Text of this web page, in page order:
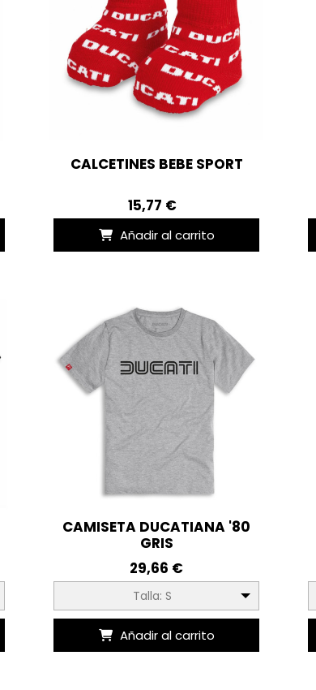
CALCETINES BEBE SPORT
15,77 €
Añadir al carrito
CAMISETA DUCATIANA '80
GRIS
29,66 €
Talla: S
Añadir al carrito